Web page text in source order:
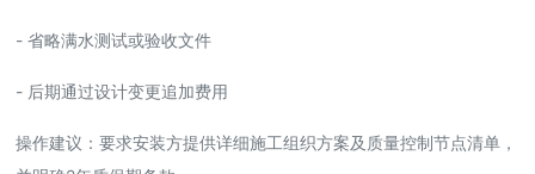
- 省略满水测试或验收文件
- 后期通过设计变更追加费用
操作建议：要求安装方提供详细施工组织方案及质量控制节点清单，